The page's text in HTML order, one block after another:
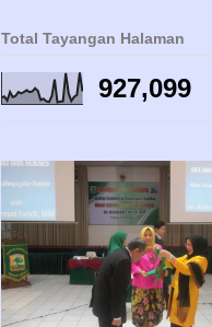
Total Tayangan Halaman
927,099